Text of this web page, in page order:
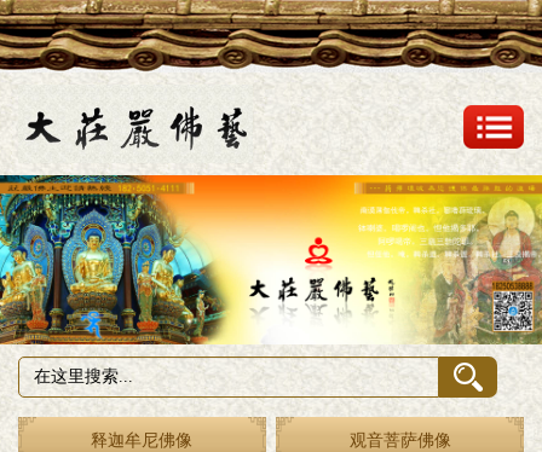
释迦牟尼佛像 观音菩萨佛像